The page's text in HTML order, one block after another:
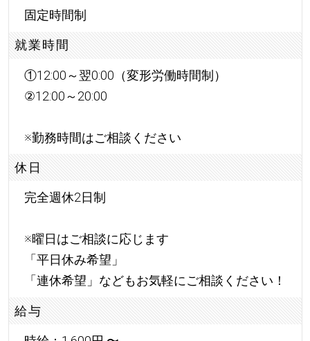
固定時間制
就業時間
①12:00～翌0:00（変形労働時間制）
②12:00～20:00
※勤務時間はご相談ください
休日
完全週休2日制
※曜日はご相談に応じます
「平日休み希望」
「連休希望」などもお気軽にご相談ください！
給与